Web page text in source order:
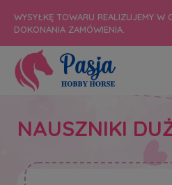
WYSYŁKĘ TOWARU REALIZUJEMY W
DOKONANIA ZAMÓWIENIA.
NAUSZNIKI